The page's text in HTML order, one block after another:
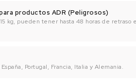
productos ADR (Peligrosos)
kg, pueden tener hasta 48 horas de retraso
Portugal, Francia, Italia y Alemania.